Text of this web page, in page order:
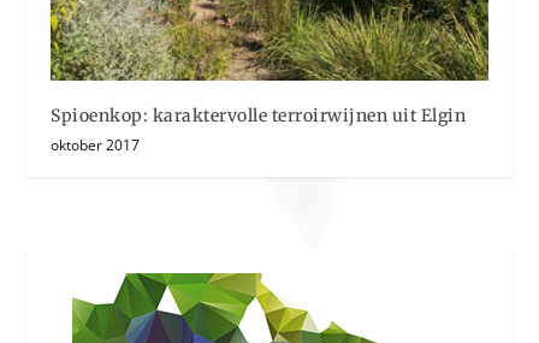
Spioenkop: karaktervolle terroirwijnen uit Elgin
oktober 2017